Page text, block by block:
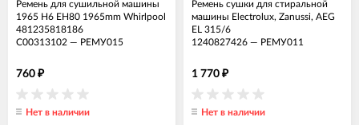
Ремень для сушильной машины
1965 H6 EH80 1965mm Whirlpool
481235818186
C00313102 — РЕМУ015
760 ₽
Нет в наличии
Ремень сушки для стиральной
машины Electrolux, Zanussi, AEG
EL 315/6
1240827426 — РЕМУ011
1 770 ₽
Нет в наличии